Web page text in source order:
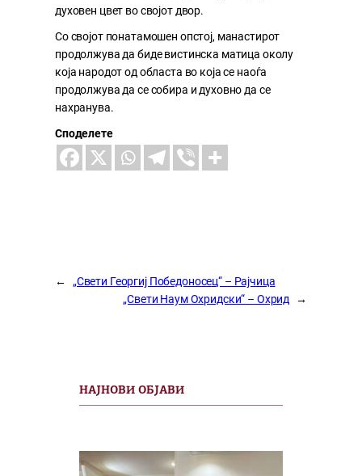
духовен цвет во својот двор.
Со својот понатамошен опстој, манастирот
продолжува да биде вистинска матица околу
која народот од областа во која се наоѓа
продолжува да се собира и духовно да се
нахранува.
Споделете
←
„Свети Георгиј Победоносец“ – Рајчица
„Свети Наум Охридски“ – Охрид
→
НАЈНОВИ ОБЈАВИ